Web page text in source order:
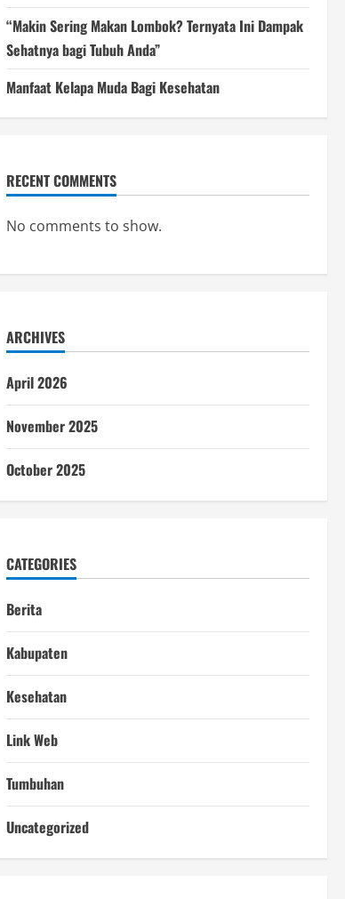
“Makin Sering Makan Lombok? Ternyata Ini Dampak
Sehatnya bagi Tubuh Anda”
Manfaat Kelapa Muda Bagi Kesehatan
RECENT COMMENTS
No comments to show.
ARCHIVES
April 2026
November 2025
October 2025
CATEGORIES
Berita
Kabupaten
Kesehatan
Link Web
Tumbuhan
Uncategorized